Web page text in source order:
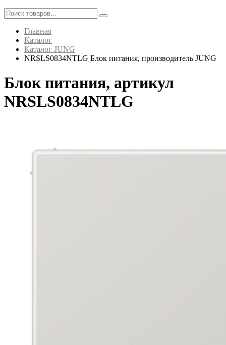
Главная
Каталог
Каталог JUNG
NRSLS0834NTLG Блок питания, производитель JUNG
Блок питания, артикул
NRSLS0834NTLG